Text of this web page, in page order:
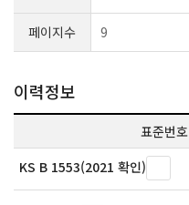
페이지수 9
이력정보
표준번호
KS B 1553(2021 확인)